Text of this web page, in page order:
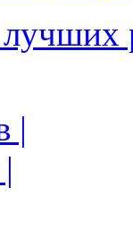
|